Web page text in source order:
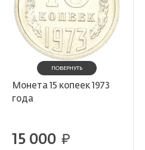
ПОВЕРНУТЬ
Монета 15 копеек 1973
года
15 000 руб.